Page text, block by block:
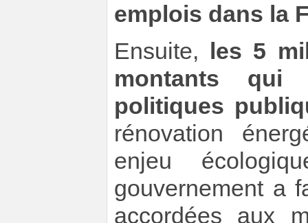
emplois dans la
Ensuite,
les 5
montants qui
politiques
rénovation
enjeu
gouvernement a
accordées aux